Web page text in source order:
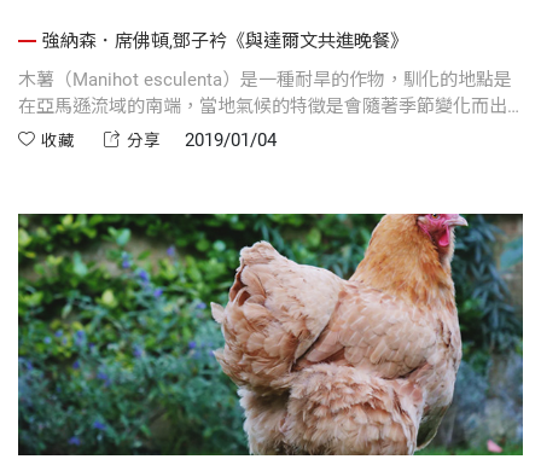
強納森．席佛頓,鄧子衿《與達爾文共進晚餐》
木薯（Manihot esculenta）是一種耐旱的作物，馴化的地點是
在亞馬遜流域的南端，當地氣候的特徵是會隨著季節變化而出
現乾季，屬於莽原，不是低地雨林。
收藏 分享 2019/01/04